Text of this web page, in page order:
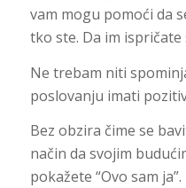
vam mogu pomoći da
tko ste. Da im ispričate
Ne trebam niti
poslovanju imati
Bez obzira čime se
način da svojim
pokažete “Ovo sam ja”.